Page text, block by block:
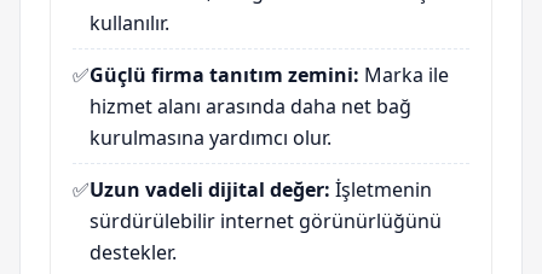
kullanılır.
✅Güçlü firma tanıtım zemini: Marka ile
hizmet alanı arasında daha net bağ
kurulmasına yardımcı olur.
✅Uzun vadeli dijital değer: İşletmenin
sürdürülebilir internet görünürlüğünü
destekler.